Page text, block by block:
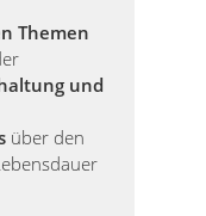
Themen
und
über den